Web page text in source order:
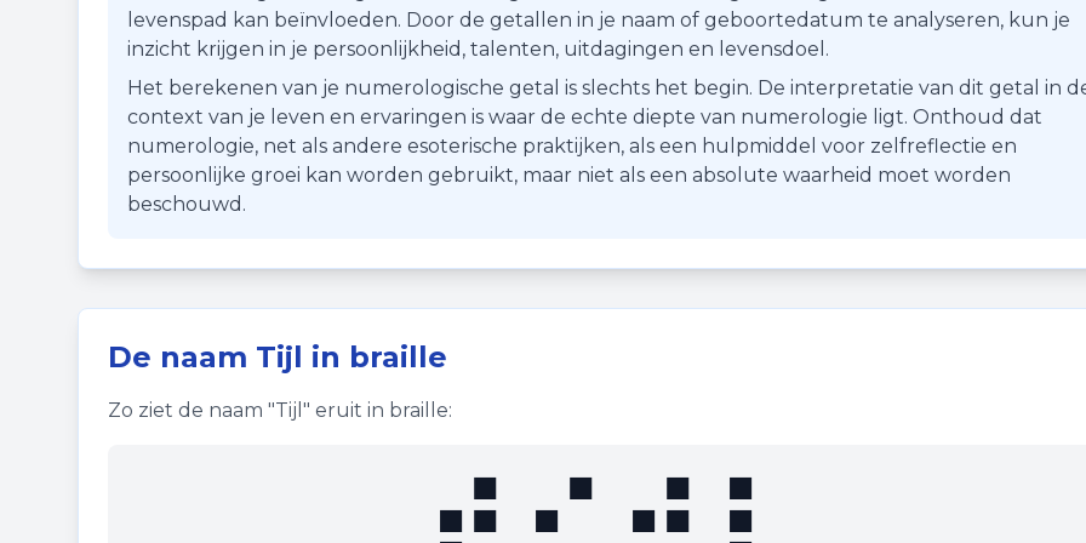
levenspad kan beïnvloeden. Door de getallen in je naam of geboortedatum te analyseren, kun je
inzicht krijgen in je persoonlijkheid, talenten, uitdagingen en levensdoel.
Het berekenen van je numerologische getal is slechts het begin. De interpretatie van dit getal in
context van je leven en ervaringen is waar de echte diepte van numerologie ligt. Onthoud dat
numerologie, net als andere esoterische praktijken, als een hulpmiddel voor zelfreflectie en
persoonlijke groei kan worden gebruikt, maar niet als een absolute waarheid moet worden
beschouwd.
De naam Tijl in braille
Zo ziet de naam "Tijl " eruit in braille: